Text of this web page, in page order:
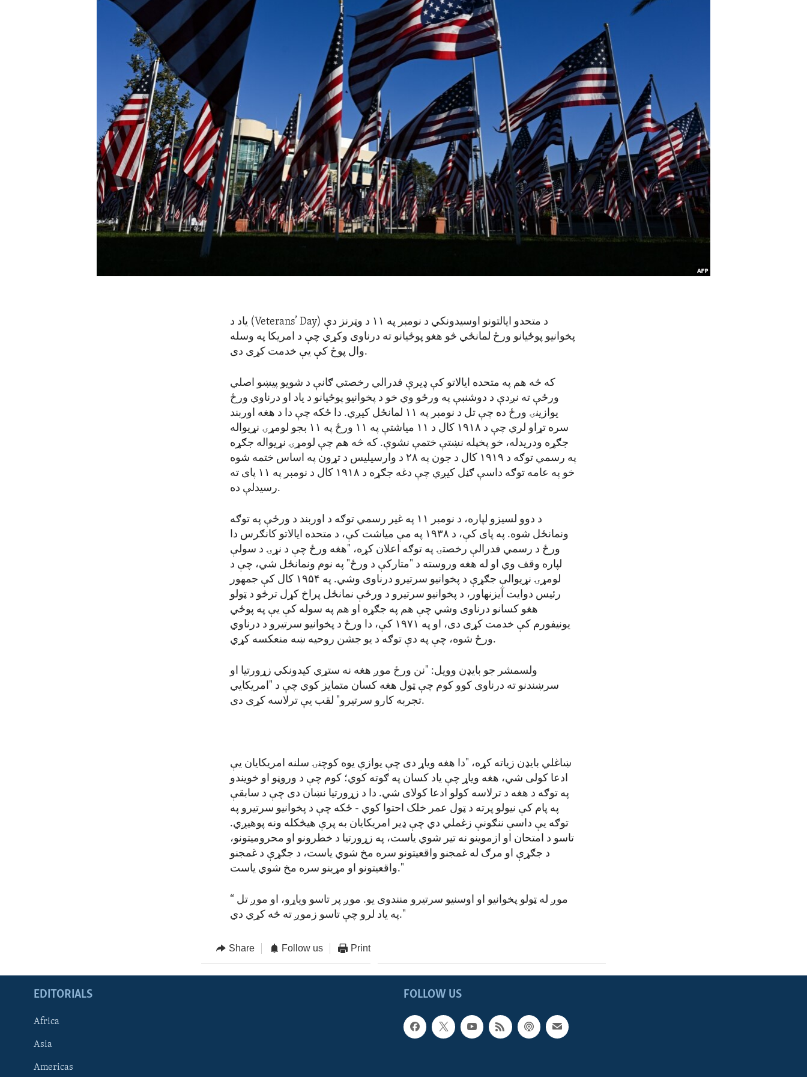
د متحدو ایالتونو اوسیدونکي د نومبر په ۱۱ د وټرنز دې ( Veterans’ Day) یاد د
پخوانیو پوځيانو ورځ لمانځي څو هغو پوځيانو ته درناوی وکړي چې د امریکا په وسله
وال پوځ کې یې خدمت کړی دی.
که څه هم په متحده ایالاتو کې ډیرې فدرالي رخصتي ګانې د شویو پيښو اصلي
ورځې ته نږدې د دوشنبې په ورځو وي خو د پخوانیو پوځیانو د یاد او درناوي ورځ
یوازینۍ ورځ ده چې تل د نومبر په ۱۱ لمانځل کیږي. دا ځکه چې دا د هغه اوربند
سره تړاو لري چې د ۱۹۱۸ کال د ۱۱ میاشتې په ۱۱ ورځ په ۱۱ بجو لومړۍ نړیواله
جګړه ودریدله، خو پخپله نښتې ختمې نشوې. که څه هم چې لومړۍ نړیواله جګړه
په رسمي توګه د ۱۹۱۹ کال د جون په ۲۸ د وارسیلیس د تړون په اساس ختمه شوه
خو په عامه توګه داسې ګڼل کیږي چې دغه جګړه د ۱۹۱۸ کال د نومبر په ۱۱ پای ته
رسیدلې ده.
د دوو لسیزو لپاره، د نومبر ۱۱ په غیر رسمي توګه د اوربند د ورځې په توګه
ونمانځل شوه. په پای کې، د ۱۹۳۸ په مې میاشت کې، د متحده ایالاتو کانګرس دا
ورځ د رسمي فدرالې رخصتۍ په توګه اعلان کړه، "هغه ورځ چې د نړۍ د سولې
لپاره وقف وي او له هغه وروسته د "متارکې د ورځ" په نوم ونمانځل شي، چې د
لومړۍ نړیوالې جګړې د پخوانیو سرتیرو درناوی وشي. په ۱۹۵۴ کال کې جمهور
رئیس دوایت آیزنهاور، د پخوانیو سرتیرو د ورځې نمانځل پراخ کړل ترڅو د ټولو
هغو کسانو درناوی وشي چې هم په جګړه او هم په سوله کې یې په پوځي
یونیفورم کې خدمت کړی دی، او په ۱۹۷۱ کې، دا ورځ د پخوانیو سرتیرو د درناوي
ورځ شوه، چې په دې توګه د یو جشن روحیه ښه منعکسه کړي.
ولسمشر جو بایډن وویل: "نن ورځ موږ هغه نه ستړي کیدونکي زړورتیا او
سرښندنو ته درناوی کوو کوم چې ټول هغه کسان متمایز کوي چې د "امریکایي
تجربه کارو سرتیرو" لقب یې ترلاسه کړی دی.
ښاغلي بایډن زیاته کړه، "دا هغه ویاړ دی چې یوازې یوه کوچنۍ سلنه امریکایان یې
ادعا کولی شي، هغه ویاړ چې یاد کسان په ګوته کوي؛ کوم چې د وروڼو او خویندو
په توګه د هغه د ترلاسه کولو ادعا کولای شي. دا د زړورتیا نښان دی چې د سابقې
په پام کې نیولو پرته د ټول عمر خلک احتوا کوي - ځکه چې د پخوانيو سرتیرو په
توګه یې داسې ننګونې زغملي دي چې ډیر امریکایان به پرې هیڅکله ونه پوهیږي.
تاسو د امتحان او ازموینو نه تیر شوي یاست، په زړورتیا د خطرونو او محرومیتونو،
د جګړې او مرګ له غمجنو واقعیتونو سره مخ شوي یاست، د جګړې د غمجنو
واقعیتونو او مړینو سره مخ شوي یاست."
“ موږ له ټولو پخوانیو او اوسنیو سرتیرو منندوی یو. موږ پر تاسو ویاړو، او موږ تل
په یاد لرو چې تاسو زموږ ته څه کړي دي."
Share Follow us Print
FOLLOW US
EDITORIALS
Africa
Asia
Americas